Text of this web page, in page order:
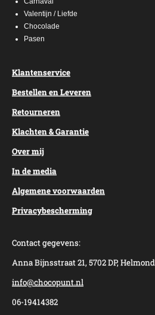
Valentijn / Liefde
Chocolade
Pasen
Klantenservice
Bestellen en Leveren
Retourneren
Klachten & Garantie
Over mij
In de media
Algemene voorwaarden
Privacybescherming
Contact gegevens:
Anna Bijnsstraat 21, 5702 DP, Helmond
info@chocopunt.nl
06-19414382